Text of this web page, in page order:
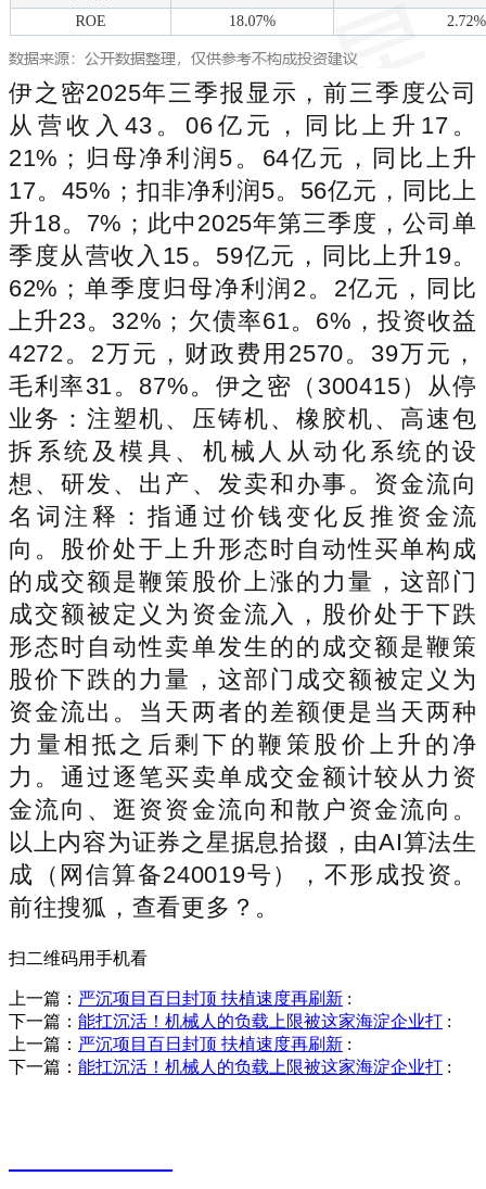
伊之密2025年三季报显示，前三季度公司
从营收入43。06亿元，同比上升17。
21%；归母净利润5。64亿元，同比上升
17。45%；扣非净利润5。56亿元，同比上
升18。7%；此中2025年第三季度，公司单
季度从营收入15。59亿元，同比上升19。
62%；单季度归母净利润2。2亿元，同比
上升23。32%；欠债率61。6%，投资收益
4272。2万元，财政费用2570。39万元，
毛利率31。87%。伊之密（300415）从停
业务：注塑机、压铸机、橡胶机、高速包
拆系统及模具、机械人从动化系统的设
想、研发、出产、发卖和办事。资金流向
名词注释：指通过价钱变化反推资金流
向。股价处于上升形态时自动性买单构成
的成交额是鞭策股价上涨的力量，这部门
成交额被定义为资金流入，股价处于下跌
形态时自动性卖单发生的的成交额是鞭策
股价下跌的力量，这部门成交额被定义为
资金流出。当天两者的差额便是当天两种
力量相抵之后剩下的鞭策股价上升的净
力。通过逐笔买卖单成交金额计较从力资
金流向、逛资资金流向和散户资金流向。
以上内容为证券之星据息拾掇，由AI算法生
成（网信算备240019号），不形成投资。
前往搜狐，查看更多？。
扫二维码用手机看
上一篇： 严沉项目百日封顶 扶植速度再刷新 :
下一篇： 能扛沉活！机械人的负载上限被这家海淀企业打 :
上一篇： 严沉项目百日封顶 扶植速度再刷新 :
下一篇： 能扛沉活！机械人的负载上限被这家海淀企业打 :